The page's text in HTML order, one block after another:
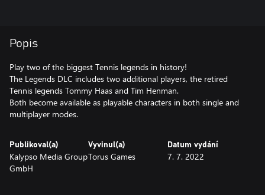
Popis
Play two of the biggest Tennis legends in history!
The Legends DLC includes two additional players, the retired
Tennis legends Tommy Haas and Tim Henman.
Both become available as playable characters in both single and
multiplayer modes.
Publikoval(a)
Kalypso Media Group
GmbH
Vyvinul(a)
Torus Games
Datum vydání
7. 7. 2022